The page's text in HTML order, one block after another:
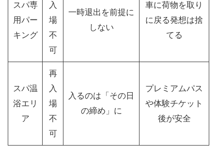
スパ専
用パー
キング
入
場
不
可
一時退出を前提に
しない
車に荷物を取り
に戻る発想は捨
てる
スパ温
浴エリ
ア
再
入
場
不
可
入るのは「その日
の締め」に
プレミアムパス
や体験チケット
後が安全